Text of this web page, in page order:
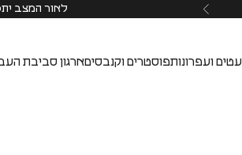
לאור המצב
עטים ועפרונותפוסטרים וקנבסיםארגון סביבת